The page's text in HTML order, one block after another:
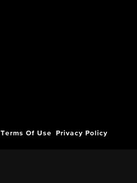
Terms Of Use Privacy Policy